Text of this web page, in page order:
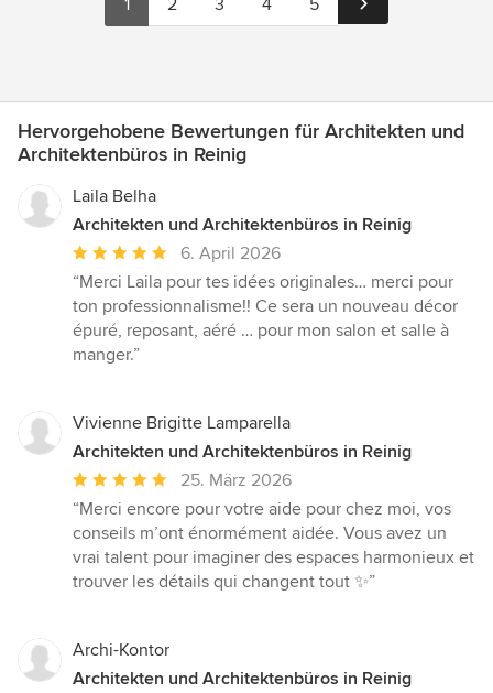
Hervorgehobene Bewertungen für Architekten und
Architektenbüros in Reinig
Laila Belha
Architekten und Architektenbüros in Reinig
Durchschnittliche
Bewertung:
5
von
5
6. April 2026
“Merci Laila pour tes idées originales… merci pour
ton professionnalisme!! Ce sera un nouveau décor
épuré, reposant, aéré … pour mon salon et salle à
manger.”
Vivienne Brigitte Lamparella
Architekten und Architektenbüros in Reinig
Durchschnittliche
Bewertung:
5
von
5
25. März 2026
“Merci encore pour votre aide pour chez moi, vos
conseils m’ont énormément aidée. Vous avez un
vrai talent pour imaginer des espaces harmonieux et
trouver les détails qui changent tout ✨”
Archi-Kontor
Architekten und Architektenbüros in Reinig